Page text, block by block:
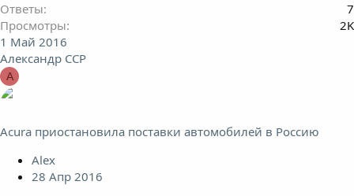
Ответы
7
Просмотры
2K
1 Май 2016
Александр ССР
А
Acura приостановила поставки автомобилей в Россию
Alex
28 Апр 2016